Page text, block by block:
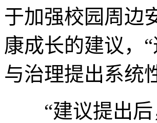
于加强校园周边
康成长的建议，
与治理提出系统
“建议提出后